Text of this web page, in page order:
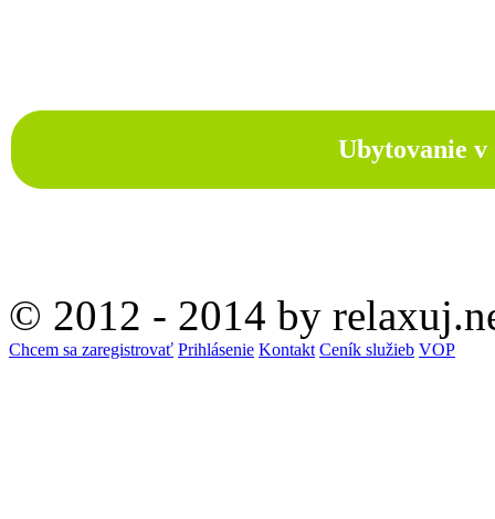
Ubytovanie
© 2012 - 2014 by
Chcem sa zaregistrovať Prihlásenie Kontakt Ceník služieb VOP